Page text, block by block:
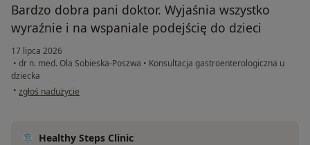
Bardzo dobra pani doktor. Wyjaśnia wszystko
wyraźnie i na wspaniale podejścię do dzieci
17 lipca 2026
• dr n. med. Ola Sobieska-Poszwa • Konsultacja gastroenterologiczna u
dziecka
• w opinii użytkownika Małgorzata
zgłoś nadużycie
Healthy Steps Clinic